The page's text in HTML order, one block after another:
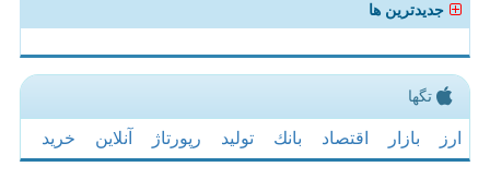
جدیدترین ها
تگها
ارز بازار اقتصاد بانك تولید رپورتاژ آنلاین خرید